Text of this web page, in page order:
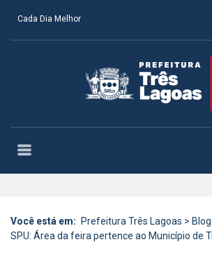
Cada Dia Melhor
Você está em: Prefeitura Três Lagoas > Blog
SPU: Área da feira pertence ao Município de